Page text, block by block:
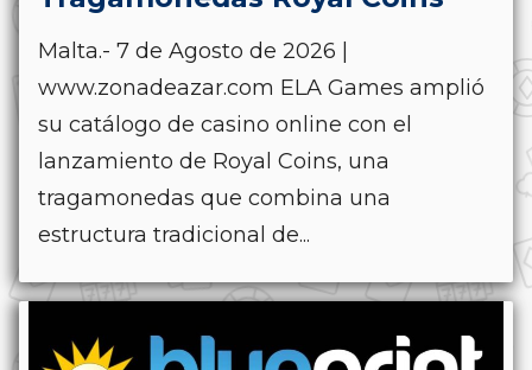
Malta.- 7 de Agosto de 2026 |
www.zonadeazar.com ELA Games amplió
su catálogo de casino online con el
lanzamiento de Royal Coins, una
tragamonedas que combina una
estructura tradicional de...